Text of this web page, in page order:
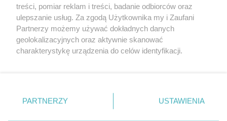
treści, pomiar reklam i treści, badanie odbiorców oraz
ulepszanie usług. Za zgodą Użytkownika my i Zaufani
Partnerzy możemy używać dokładnych danych
geolokalizacyjnych oraz aktywnie skanować
charakterystykę urządzenia do celów identyfikacji.
zmienić/wycofać klikając przycisk ustawień prywatności
znajdujący się w lewym dolnym rogu strony
rodzaje przetwarzania danych nie wymagają zgody
PARTNERZY USTAWIENIA